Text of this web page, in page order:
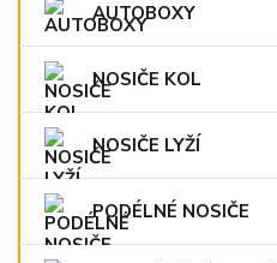
AUTOBOXY
NOSIČE KOL
NOSIČE LYŽÍ
PODÉLNÉ NOSIČE